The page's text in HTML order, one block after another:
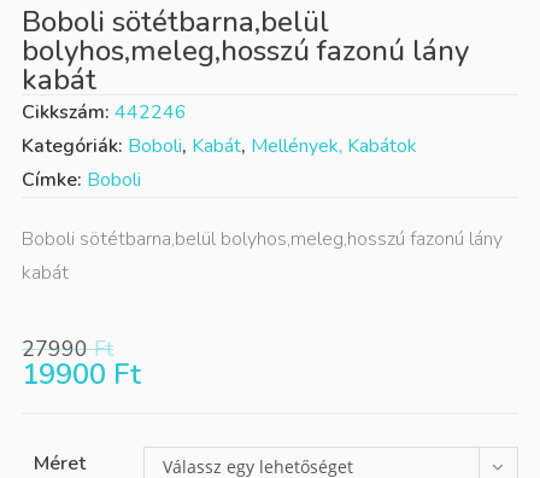
Boboli sötétbarna,belül
bolyhos,meleg,hosszú fazonú lány
kabát
Cikkszám: 442246
Kategóriák: Boboli, Kabát, Mellények, Kabátok
Címke: Boboli
Boboli sötétbarna,belül bolyhos,meleg,hosszú fazonú lány
kabát
27990Ft
19900 Ft
Méret Válassz egy lehetőséget